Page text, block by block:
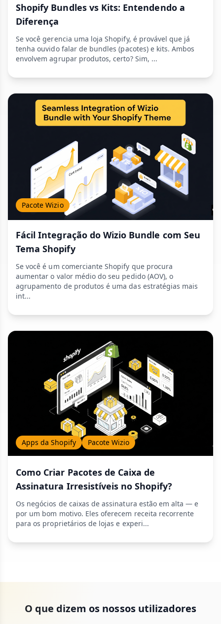
Shopify Bundles vs Kits: Entendendo a
Diferença
Se você gerencia uma loja Shopify, é provável que já
tenha ouvido falar de bundles (pacotes) e kits. Ambos
envolvem agrupar produtos, certo? Sim, ...
Pacote Wizio
Fácil Integração do Wizio Bundle com Seu
Tema Shopify
Se você é um comerciante Shopify que procura
aumentar o valor médio do seu pedido (AOV), o
agrupamento de produtos é uma das estratégias mais
int...
Apps da Shopify Pacote Wizio
Como Criar Pacotes de Caixa de
Assinatura Irresistíveis no Shopify?
Os negócios de caixas de assinatura estão em alta — e
por um bom motivo. Eles oferecem receita recorrente
para os proprietários de lojas e experi...
O que dizem os nossos utilizadores